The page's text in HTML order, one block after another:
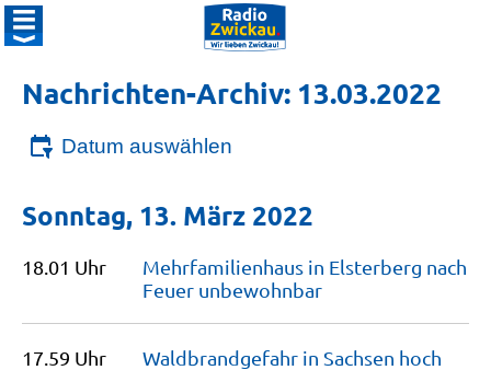
Nachrichten-Archiv: 13.03.2022
Datum auswählen
Sonntag, 13. März 2022
18.01 Uhr
Mehrfamilienhaus in Elsterberg nach
Feuer unbewohnbar
17.59 Uhr Waldbrandgefahr in Sachsen hoch